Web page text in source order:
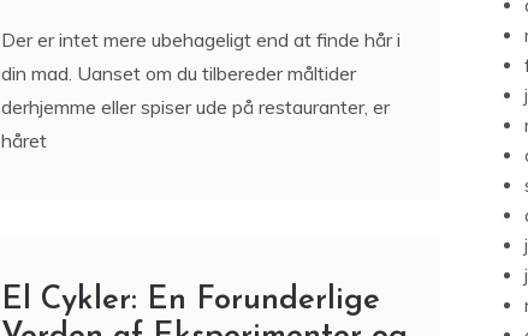
Der er intet mere ubehageligt end at finde hår i
din mad. Uanset om du tilbereder måltider
derhjemme eller spiser ude på restauranter, er
håret
El Cykler: En Forunderlige